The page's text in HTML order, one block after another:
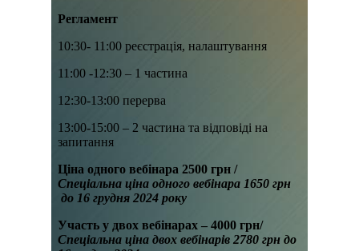
Регламент
10:30- 11:00 реєстрація, налаштування
11:00 -12:30 – 1 частина
12:30-13:00 перерва
13:00-15:00 – 2 частина та відповіді на
запитання
Ціна одного вебінара 2500 грн /
Спеціальна ціна одного вебінара 1650 грн
до 16 грудня 2024 року
Участь у двох вебінарах – 4000 грн/
Спеціальна ціна двох вебінарів 2780 грн до